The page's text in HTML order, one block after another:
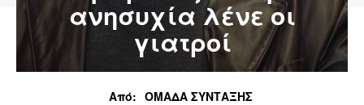
ανησυχία λένε οι
γιατροί
Από: ΟΜΑΔΑ ΣΥΝΤΑΞΗΣ